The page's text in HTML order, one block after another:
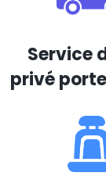
Service
privé